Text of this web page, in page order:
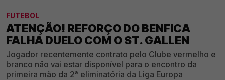
FUTEBOL
ATENÇÃO! REFORÇO DO BENFICA
FALHA DUELO COM O ST. GALLEN
Jogador recentemente contrato pelo Clube vermelho e
branco não vai estar disponível para o encontro da
primeira mão da 2ª eliminatória da Liga Europa